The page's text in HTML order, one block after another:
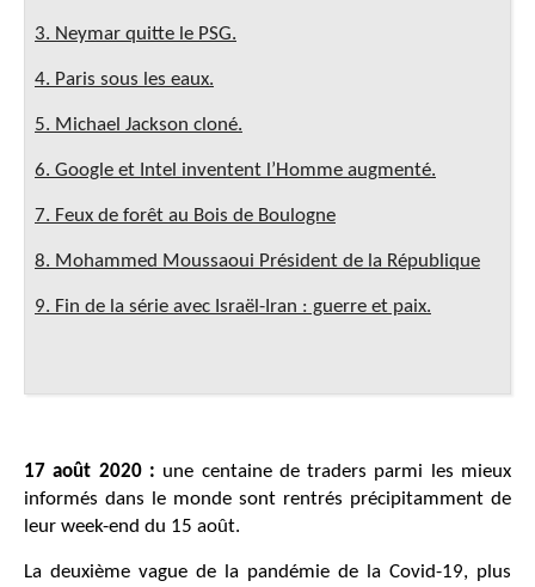
3. Neymar quitte le PSG.
4. Paris sous les eaux.
5. Michael Jackson cloné.
6. Google et Intel inventent l’Homme augmenté.
7. Feux de forêt au Bois de Boulogne
8. Mohammed Moussaoui Président de la République
9. Fin de la série avec Israël-Iran : guerre et paix.
17 août 2020 : une centaine de traders parmi les mieux
informés dans le monde sont rentrés précipitamment de
leur week-end du 15 août.
La deuxième vague de la pandémie de la Covid-19, plus